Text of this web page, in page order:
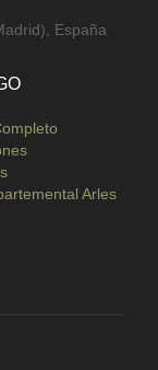
España
Arles